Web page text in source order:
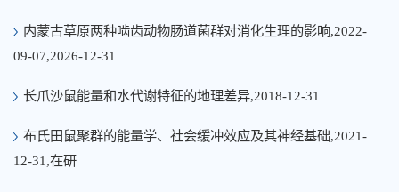
内蒙古草原两种啮齿动物肠道菌群对消化生理的影响,2022-
09-07,2026-12-31
长爪沙鼠能量和水代谢特征的地理差异,2018-12-31
布氏田鼠聚群的能量学、社会缓冲效应及其神经基础,2021-
12-31,在研